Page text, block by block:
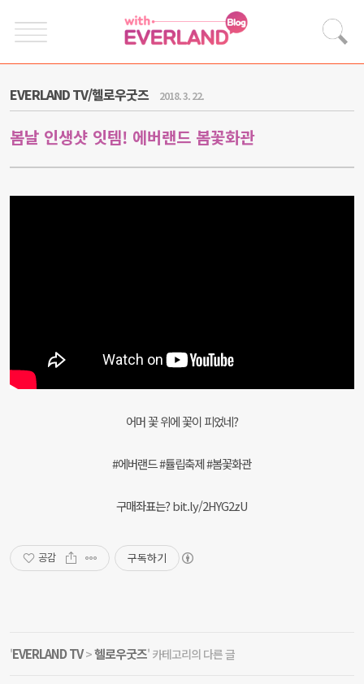
EVERLAND TV/헬로우굿즈 2018. 3. 22.
봄날 인생샷 잇템! 에버랜드 봄꽃화관
어머 꽃 위에 꽃이 피었네?
#에버랜드 #튤립축제 #봄꽃화관
구매좌표는? bit.ly/2HYG2zU
공감 구독하기
'EVERLAND TV>헬로우굿즈' 카테고리의 다른 글